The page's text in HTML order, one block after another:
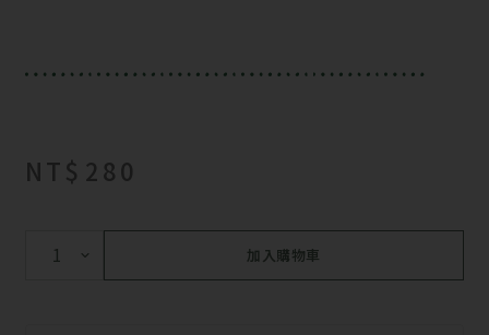
NT$ 280
加入購物車